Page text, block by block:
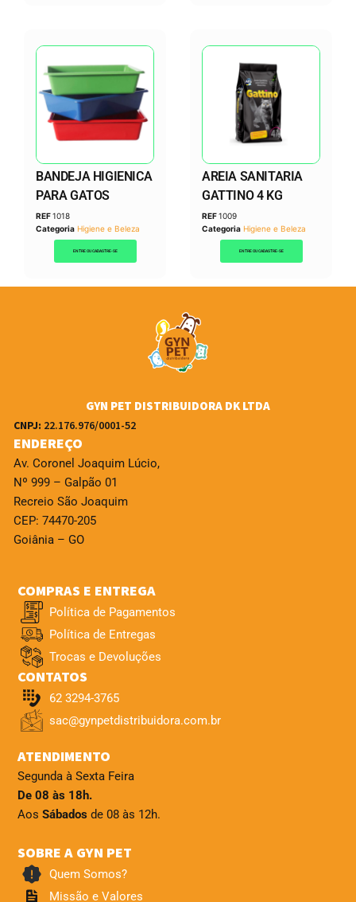
BANDEJA HIGIENICA
PARA GATOS
REF1018
Categoria Higiene e Beleza
ENTRE OU CADASTRE-SE
AREIA SANITARIA
GATTINO 4 KG
REF1009
Categoria Higiene e Beleza
ENTRE OU CADASTRE-SE
GYN PET DISTRIBUIDORA DK LTDA
CNPJ: 22.176.976/0001-52
ENDEREÇO
Av. Coronel Joaquim Lúcio,
Nº 999 – Galpão 01
Recreio São Joaquim
CEP: 74470-205
Goiânia – GO
COMPRAS E ENTREGA
Política de Pagamentos
Política de Entregas
Trocas e Devoluções
CONTATOS
62 3294-3765
sac@gynpetdistribuidora.com.br
ATENDIMENTO
Segunda à Sexta Feira
De 08 às 18h.
Aos Sábados de 08 às 12h.
SOBRE A GYN PET
Quem Somos?
Missão e Valores